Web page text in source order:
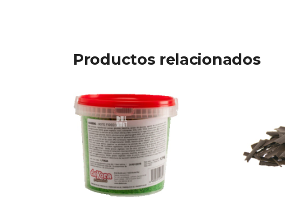
Productos relacionados